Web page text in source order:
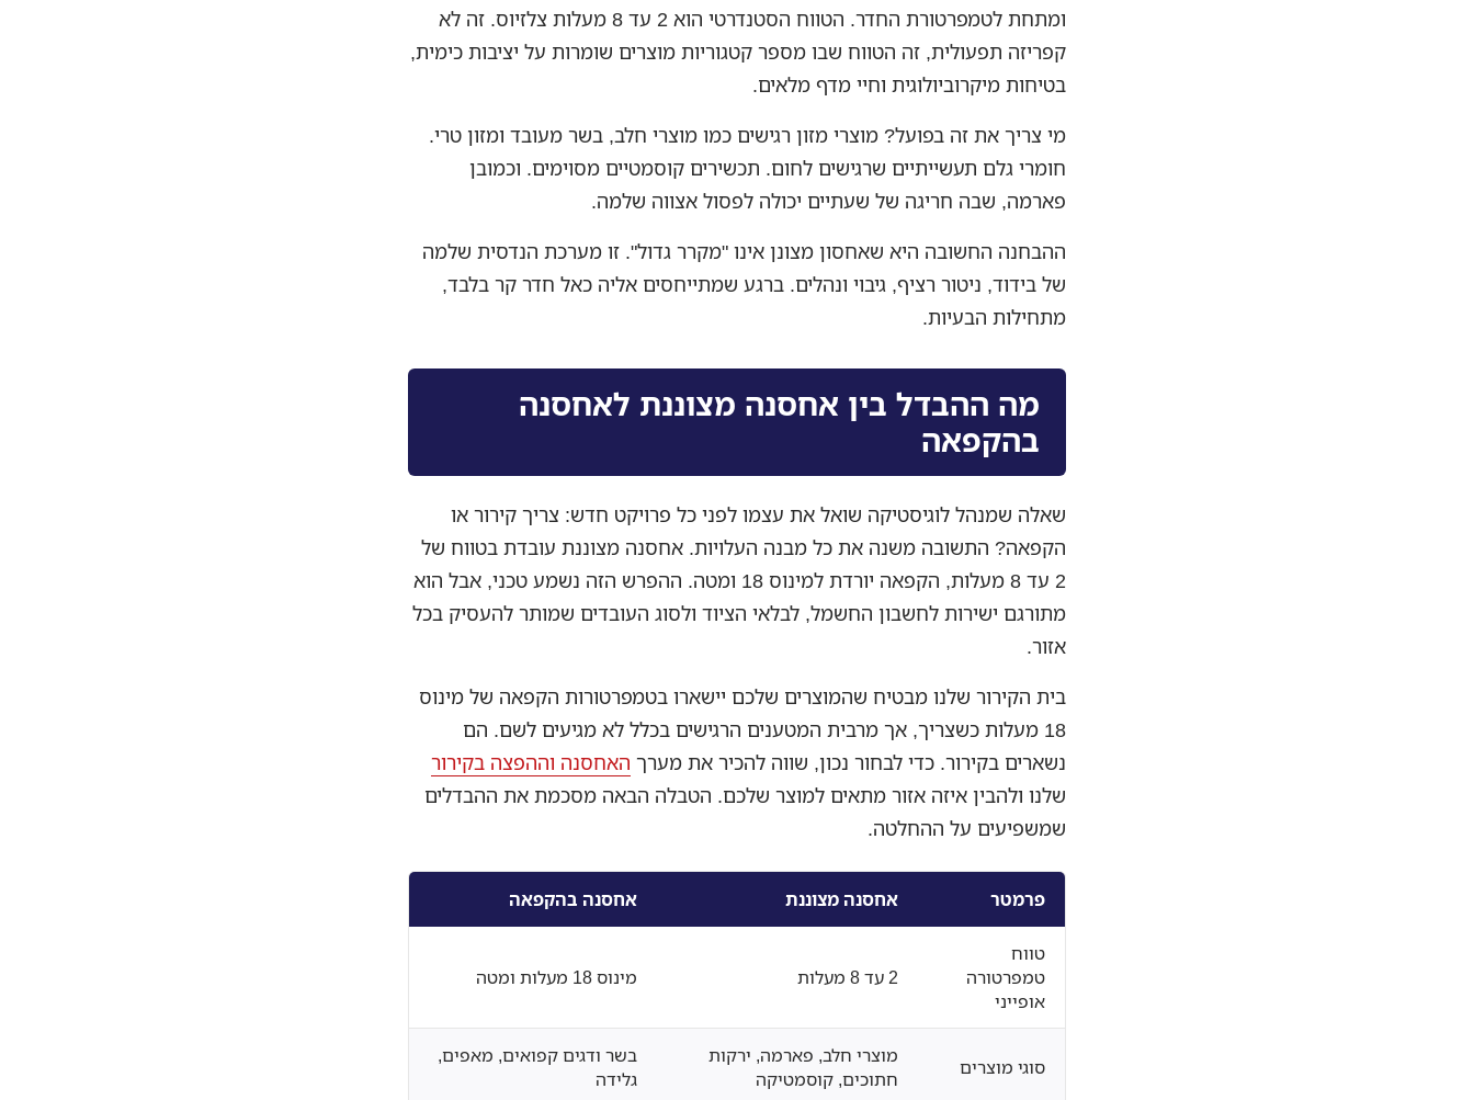
ומתחת לטמפרטורת החדר. הטווח הסטנדרטי הוא 2 עד 8 מעלות צלזיוס. זה לא
קפריזה תפעולית, זה הטווח שבו מספר קטגוריות מוצרים שומרות על יציבות כימית,
בטיחות מיקרוביולוגית וחיי מדף מלאים.
מי צריך את זה בפועל? מוצרי מזון רגישים כמו מוצרי חלב, בשר מעובד ומזון טרי.
חומרי גלם תעשייתיים שרגישים לחום. תכשירים קוסמטיים מסוימים. וכמובן
פארמה, שבה חריגה של שעתיים יכולה לפסול אצווה שלמה.
ההבחנה החשובה היא שאחסון מצונן אינו "מקרר גדול". זו מערכת הנדסית שלמה
של בידוד, ניטור רציף, גיבוי ונהלים. ברגע שמתייחסים אליה כאל חדר קר בלבד,
מתחילות הבעיות.
מה ההבדל בין אחסנה מצוננת לאחסנה
בהקפאה
שאלה שמנהל לוגיסטיקה שואל את עצמו לפני כל פרויקט חדש: צריך קירור או
הקפאה? התשובה משנה את כל מבנה העלויות. אחסנה מצוננת עובדת בטווח של
2 עד 8 מעלות, הקפאה יורדת למינוס 18 ומטה. ההפרש הזה נשמע טכני, אבל הוא
מתורגם ישירות לחשבון החשמל, לבלאי הציוד ולסוג העובדים שמותר להעסיק בכל
אזור.
בית הקירור שלנו מבטיח שהמוצרים שלכם יישארו בטמפרטורות הקפאה של מינוס
18 מעלות כשצריך, אך מרבית המטענים הרגישים בכלל לא מגיעים לשם. הם
נשארים בקירור. כדי לבחור נכון, שווה להכיר את מערך האחסנה וההפצה בקירור
שלנו ולהבין איזה אזור מתאים למוצר שלכם. הטבלה הבאה מסכמת את ההבדלים
שמשפיעים על ההחלטה.
פרמטר אחסנה מצוננת אחסנה בהקפאה
טווח
טמפרטורה
אופייני
2 עד 8 מעלות מינוס 18 מעלות ומטה
סוגי מוצרים
מוצרי חלב, פארמה, ירקות
חתוכים, קוסמטיקה
בשר ודגים קפואים, מאפים,
גלידה